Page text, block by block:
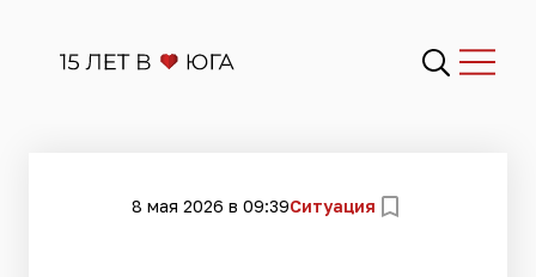
8 мая 2026 в 09:39Ситуация